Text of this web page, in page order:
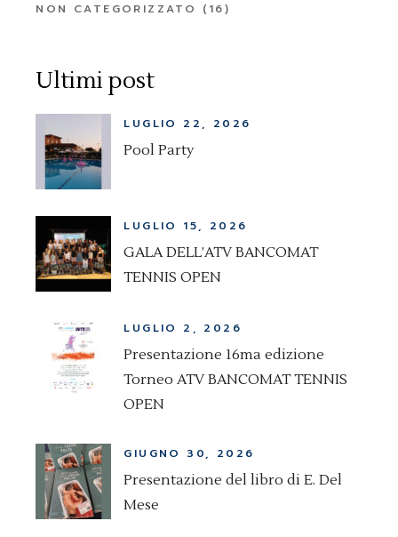
NON CATEGORIZZATO
(16)
Ultimi post
LUGLIO 22, 2026
Pool Party
LUGLIO 15, 2026
GALA DELL’ATV BANCOMAT
TENNIS OPEN
LUGLIO 2, 2026
Presentazione 16ma edizione
Torneo ATV BANCOMAT TENNIS
OPEN
GIUGNO 30, 2026
Presentazione del libro di E. Del
Mese